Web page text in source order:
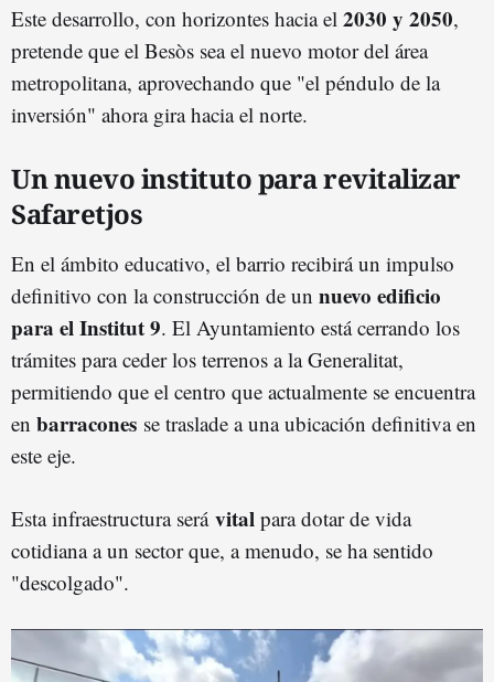
Este desarrollo, con horizontes hacia el 2030 y 2050,
pretende que el Besòs sea el nuevo motor del área
metropolitana, aprovechando que "el péndulo de la
inversión" ahora gira hacia el norte.
Un nuevo instituto para revitalizar
Safaretjos
En el ámbito educativo, el barrio recibirá un impulso
definitivo con la construcción de un nuevo edificio
para el Institut 9. El Ayuntamiento está cerrando los
trámites para ceder los terrenos a la Generalitat,
permitiendo que el centro que actualmente se encuentra
en barracones se traslade a una ubicación definitiva en
este eje.
Esta infraestructura será vital para dotar de vida
cotidiana a un sector que, a menudo, se ha sentido
"descolgado".